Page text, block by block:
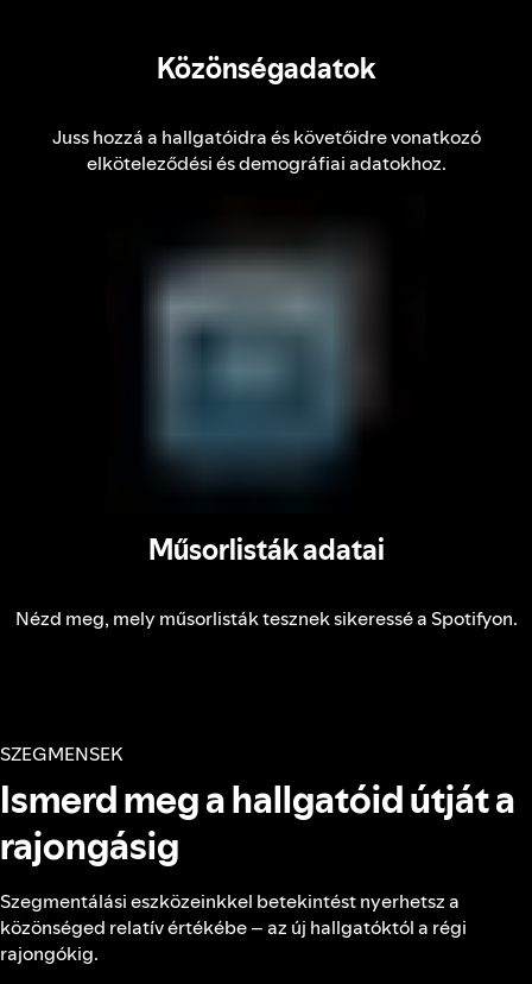
Közönségadatok
Juss hozzá a hallgatóidra és követőidre vonatkozó
elköteleződési és demográfiai adatokhoz.
Műsorlisták adatai
Nézd meg, mely műsorlisták tesznek sikeressé a Spotifyon.
SZEGMENSEK
Ismerd meg a hallgatóid útját a
rajongásig
Szegmentálási eszközeinkkel betekintést nyerhetsz a
közönséged relatív értékébe – az új hallgatóktól a régi
rajongókig.